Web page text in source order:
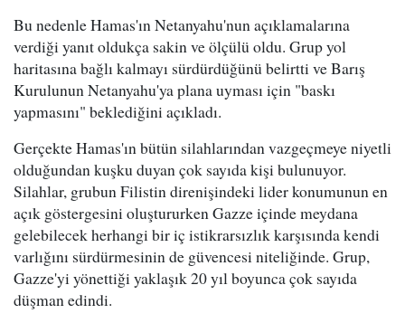
Bu nedenle Hamas'ın Netanyahu'nun açıklamalarına
verdiği yanıt oldukça sakin ve ölçülü oldu. Grup yol
haritasına bağlı kalmayı sürdürdüğünü belirtti ve Barış
Kurulunun Netanyahu'ya plana uyması için "baskı
yapmasını" beklediğini açıkladı.
Gerçekte Hamas'ın bütün silahlarından vazgeçmeye niyetli
olduğundan kuşku duyan çok sayıda kişi bulunuyor.
Silahlar, grubun Filistin direnişindeki lider konumunun en
açık göstergesini oluştururken Gazze içinde meydana
gelebilecek herhangi bir iç istikrarsızlık karşısında kendi
varlığını sürdürmesinin de güvencesi niteliğinde. Grup,
Gazze'yi yönettiği yaklaşık 20 yıl boyunca çok sayıda
düşman edindi.